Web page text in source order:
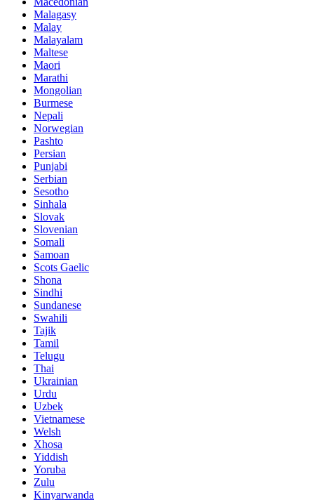
Malagasy
Malay
Malayalam
Maltese
Maori
Marathi
Mongolian
Burmese
Nepali
Norwegian
Pashto
Persian
Punjabi
Serbian
Sesotho
Sinhala
Slovak
Slovenian
Somali
Samoan
Scots Gaelic
Shona
Sindhi
Sundanese
Swahili
Tajik
Tamil
Telugu
Thai
Ukrainian
Urdu
Uzbek
Vietnamese
Welsh
Xhosa
Yiddish
Yoruba
Zulu
Kinyarwanda